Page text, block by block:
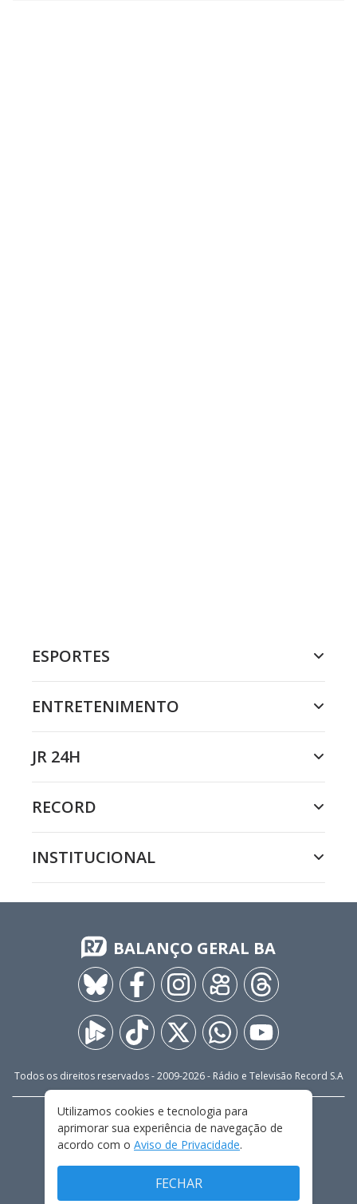
ESPORTES
ENTRETENIMENTO
JR 24H
RECORD
INSTITUCIONAL
BALANÇO GERAL BA
Todos os direitos reservados - 2009-2026- Rádio e Televisão Record S.A
FALE CONOSCO
PRIVACIDADE
TERMOS E CONDIÇÕES DE USO
Utilizamos cookies e tecnologia para
aprimorar sua experiência de navegação de
acordo com o Aviso de Privacidade.
FECHAR